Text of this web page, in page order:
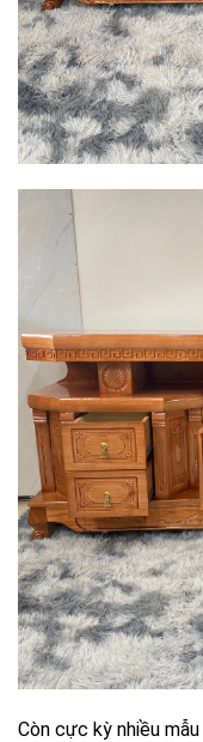
Còn cực kỳ nhiều mẫu